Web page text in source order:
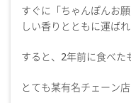
すぐに「ちゃんぽんお
しい香りとともに運ばれ
すると、2年前に食べた
とても某有名チェーン